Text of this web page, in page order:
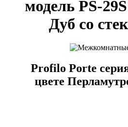
модель PS-
Дуб со
Profilo Porte
цвете